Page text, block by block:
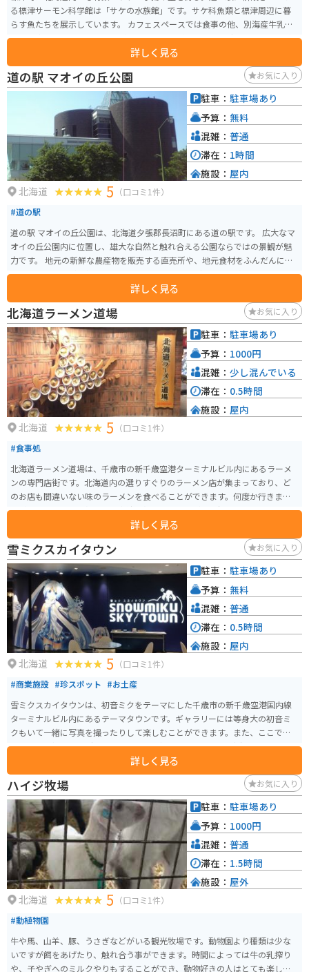
る標津サーモン科学館は「サケの水族館」です。サケ科魚類と標津周辺に暮
らす魚たちを展示しています。 カフェスペースでは食事の他、別海産牛乳と
標津産牛乳のソフトクリームがあり食べ比べができます。グランドピアノが
設置されており自由に演奏もできます。
詳しく見る
道の駅 マオイの丘公園 お気に入り
北海道 5 （口コミ1件）
#道の駅
道の駅 マオイの丘公園は、北海道夕張郡長沼町にある道の駅です。 広大なマ
オイの丘公園内に位置し、雄大な自然と触れ合える公園ならではの景観が魅
力です。 地元の新鮮な農産物を販売する直売所や、地元食材をふんだんに使
ったレストランが人気です。 特に、長沼産のジンギスカンは絶品なので、ぜ
しても最適です。 周辺には、馬と触れ合える「馬追丘資料館」や、 美しい
花々を楽しめる「ながぬまフラワーソン」など、観光スポットも点在してい
ます。 【おすすめポイント】 * 地元産の新鮮な野菜 * 絶品のジンギスカン *
広々とした駐車場
詳しく見る
駐車： 駐車場あり
予算： 無料
混雑： 普通
滞在： 1時間
施設： 屋内
北海道ラーメン道場 お気に入り
北海道 5 （口コミ1件）
#食事処
北海道ラーメン道場は、千歳市の新千歳空港ターミナルビル内にあるラーメ
ンの専門店街です。北海道内の選りすぐりのラーメン店が集まっており、ど
のお店も間違いない味のラーメンを食べることができます。何度か行きまし
たが、個人的には札幌飛燕の我流札幌塩らーめんが一番好みです。
詳しく見る
駐車： 駐車場あり
予算： 1000円
混雑： 少し混んでいる
滞在： 0.5時間
施設： 屋内
雪ミクスカイタウン お気に入り
北海道 5 （口コミ1件）
#商業施設 #珍スポット #お土産
雪ミクスカイタウンは、初音ミクをテーマにした千歳市の新千歳空港国内線
ターミナルビル内にあるテーマタウンです。ギャラリーには等身大の初音ミ
クもいて一緒に写真を撮ったりして楽しむことができます。また、ここでし
か買えない初音ミクグッズも多数あり、初音ミクファンは垂涎もの、ファン
でなくても楽しめるスポットです。詳しく見る
駐車： 駐車場あり
予算： 無料
混雑： 普通
滞在： 0.5時間
施設： 屋内
ハイジ牧場 お気に入り
北海道 5 （口コミ1件）
#動植物園
牛や馬、山羊、豚、うさぎなどがいる観光牧場です。動物園より種類は少な
いですが餌をあげたり、触れ合う事ができます。時間によっては牛の乳搾り
や、子やぎへのミルクやりもすることができ、動物好きの人はとても楽しめ
駐車： 駐車場あり
予算： 1000円
混雑： 普通
滞在： 1.5時間
施設： 屋外